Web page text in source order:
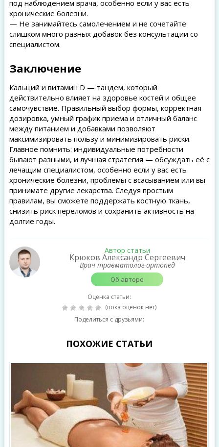
под наблюдением врача, особенно если у вас есть
хронические болезни.
— Не занимайтесь самолечением и не сочетайте
слишком много разных добавок без консультации со
специалистом.
Заключение
Кальций и витамин D — тандем, который
действительно влияет на здоровье костей и общее
самочувствие. Правильный выбор формы, корректная
дозировка, умный график приема и отличный баланс
между питанием и добавками позволяют
максимизировать пользу и минимизировать риски.
Главное помнить: индивидуальные потребности
бывают разными, и лучшая стратегия — обсуждать её с
лечащим специалистом, особенно если у вас есть
хронические болезни, проблемы с всасыванием или вы
принимате другие лекарства. Следуя простым
правилам, вы сможете поддержать костную ткань,
снизить риск переломов и сохранить активность на
долгие годы.
Автор статьи
Крюков Александр Сергеевич
Врач травматолог-ортопед
Об авторе
Оценка статьи:
(пока оценок нет)
Поделиться с друзьями:
ПОХОЖИЕ СТАТЬИ